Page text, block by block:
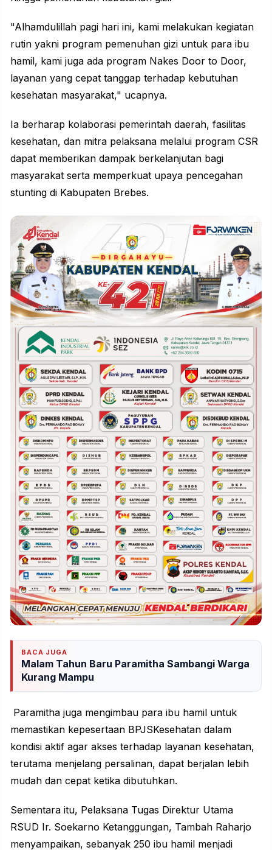
"Alhamdulillah pagi hari ini, kami melakukan kegiatan
rutin yakni program pemenuhan gizi untuk para ibu
hamil, kami juga ada program Nakes Door to Door,
layanan yang cepat tanggap terhadap kebutuhan
kesehatan masyarakat," ucapnya.
Ia berharap kolaborasi pemerintah daerah, fasilitas
kesehatan, dan mitra pelaksana melalui program CSR
dapat memberikan dampak berkelanjutan bagi
masyarakat serta memperkuat upaya pencegahan
stunting di Kabupaten Brebes.
BACA JUGA
Malam Tahun Baru Paramitha Sambangi Warga
Kurang Mampu
Paramitha juga mengimbau para ibu hamil untuk
memastikan kepesertaan BPJSKesehatan dalam
kondisi aktif agar akses terhadap layanan kesehatan,
terutama menjelang persalinan, dapat berjalan lebih
mudah dan cepat ketika dibutuhkan.
Sementara itu, Pelaksana Tugas Direktur Utama
RSUD Ir. Soekarno Ketanggungan, Tambah Raharjo
menyampaikan, sebanyak 250 ibu hamil menjadi